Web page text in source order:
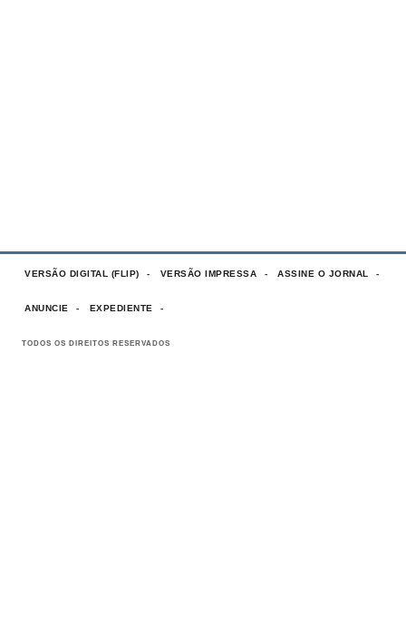
VERSÃO DIGITAL (FLIP) VERSÃO IMPRESSA ASSINE O JORNAL
ANUNCIE EXPEDIENTE
TODOS OS DIREITOS RESERVADOS